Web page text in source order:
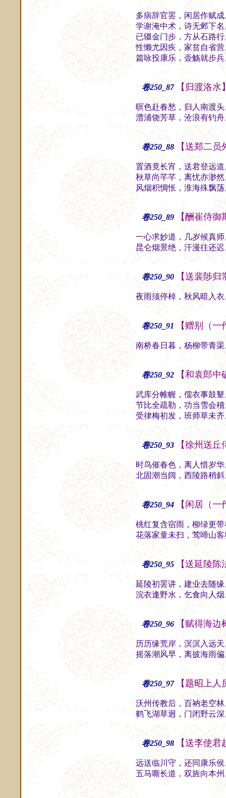
多病辞官罢，闲居作赋
学谢淹中术，诗无邺下
已辍金门步，方从石路
性懒尤因疾，家贫自省
篇咏投康乐，壶觞就步
卷250_87 【归渡洛水
暝色赴春愁，归人南渡
澧浦饶芳草，沧浪有钓
卷250_88 【送郑二员
置酒竟长宵，送君登远
秋草尚芊芊，离忧亦渺
风烟积惆怅，淮海殊飘
卷250_89 【酬崔侍
一心求妙道，几岁候真
昆仑烟景绝，汗漫往还
卷250_90 【送裴陟归
夜雨须停棹，秋风暗入
卷250_91 【赠别（
南桥春日暮，杨柳带青
卷250_92 【和袁郎
武库分帷幄，儒衣事鼓
节比全疏勒，功当雪会
受律梅初发，班师草未
卷250_93 【徐州送
时鸟催春色，离人惜岁
北固潮当阔，西陵路稍
卷250_94 【闲居（
桃红复含宿雨，柳绿更
花落家童未扫，莺啼山
卷250_95 【送延陵
延陵初罢讲，建业去随
浣衣逢野水，乞食向人
卷250_96 【赋得海边
历历缘荒岸，溟溟入远
摇落潮风早，离披海雨
卷250_97 【题昭上人
沃州传教后，百衲老空
鹤飞湖草迥，门闭野云
卷250_98 【送李使
远送临川守，还同康乐
五马嘶长道，双旌向本